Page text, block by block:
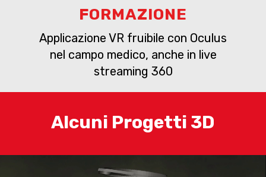
FORMAZIONE
Applicazione VR fruibile con Oculus
nel campo medico, anche in live
streaming 360
Alcuni Progetti 3D